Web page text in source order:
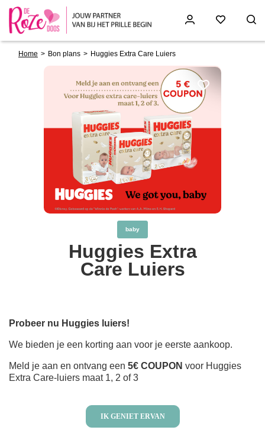
Home Bon plans Huggies Extra Care Luiers
baby
Huggies Extra
Care Luiers
Probeer nu Huggies luiers!
We bieden je een korting aan voor je eerste aankoop.
Meld je aan en ontvang een 5€ COUPON voor Huggies
Extra Care-luiers maat 1, 2 of 3
IK GENIET ERVAN